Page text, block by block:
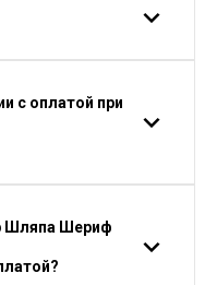
с оплатой при
Шляпа Шериф